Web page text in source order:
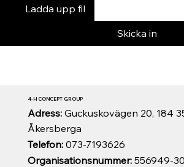
Ladda upp fil
Skicka in
Organisationsnummer:556949-
Telefon:073-7193626
Adress: Guckuskovägen 20, 184
Åkersberga
4-H CONCEPT GROUP